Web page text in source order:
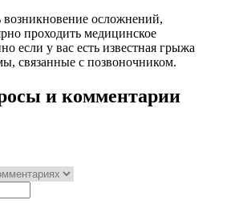
возникновение осложнений,
проходить медицинское
если у вас есть известная грыжа
связанные с позвоночником.
и комментарии